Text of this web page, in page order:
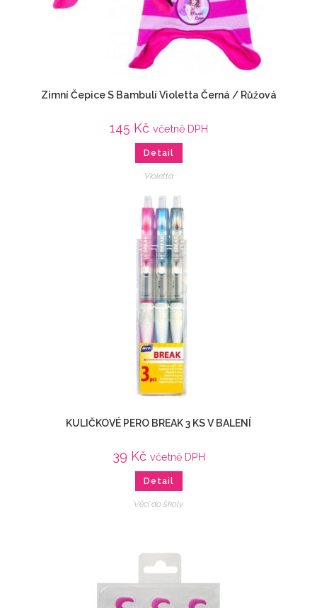
Zimní Čepice S Bambulí Violetta Černá / Růžová
145 Kč včetně DPH
Detail
Violetta
KULIČKOVÉ PERO BREAK 3 KS V BALENÍ
39 Kč včetně DPH
Detail
Věci do školy